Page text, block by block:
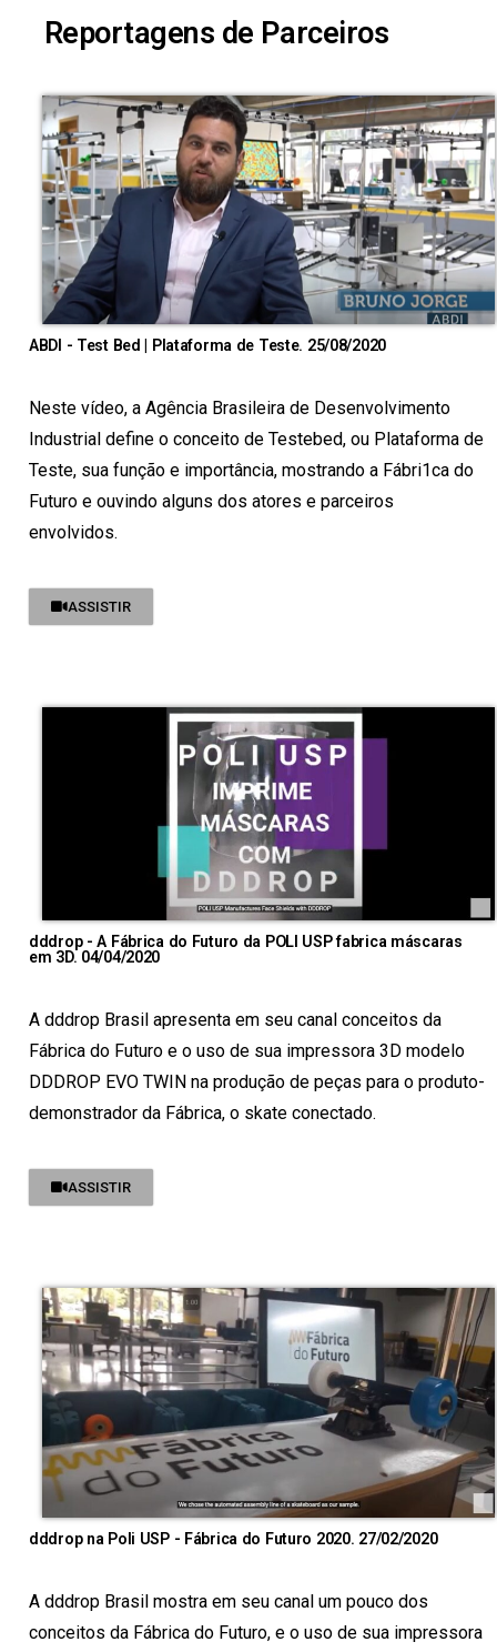
Reportagens de Parceiros
ABDI - Test Bed | Plataforma de Teste. 25/08/2020
Neste vídeo, a Agência Brasileira de Desenvolvimento
Industrial define o conceito de Testebed, ou Plataforma de
Teste, sua função e importância, mostrando a Fábri1ca do
Futuro e ouvindo alguns dos atores e parceiros
envolvidos.
ASSISTIR
dddrop - A Fábrica do Futuro da POLI USP fabrica máscaras
em 3D. 04/04/2020
A dddrop Brasil apresenta em seu canal conceitos da
Fábrica do Futuro e o uso de sua impressora 3D modelo
DDDROP EVO TWIN na produção de peças para o produto-
demonstrador da Fábrica, o skate conectado.
ASSISTIR
dddrop na Poli USP - Fábrica do Futuro 2020. 27/02/2020
A dddrop Brasil mostra em seu canal um pouco dos
conceitos da Fábrica do Futuro, e o uso de sua impressora